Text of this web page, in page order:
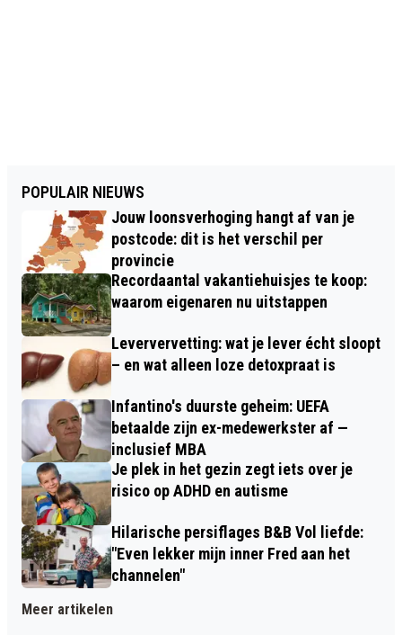
POPULAIR NIEUWS
Jouw loonsverhoging hangt af van je
postcode: dit is het verschil per
provincie
Recordaantal vakantiehuisjes te koop:
waarom eigenaren nu uitstappen
Leververvetting: wat je lever écht sloopt
– en wat alleen loze detoxpraat is
Infantino's duurste geheim: UEFA
betaalde zijn ex-medewerkster af —
inclusief MBA
Je plek in het gezin zegt iets over je
risico op ADHD en autisme
Hilarische persiflages B&B Vol liefde:
"Even lekker mijn inner Fred aan het
channelen"
Meer artikelen